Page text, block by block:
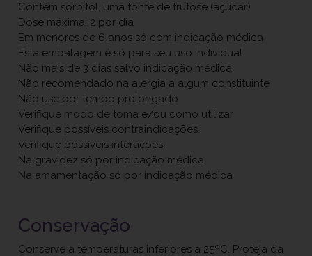
Contém sorbitol, uma fonte de frutose (açúcar)
Dose máxima: 2 por dia
Em menores de 6 anos só com indicação médica
Esta embalagem é só para seu uso individual
Não mais de 3 dias salvo indicação médica
Não recomendado na alergia a algum constituinte
Não use por tempo prolongado
Verifique modo de toma e/ou como utilizar
Verifique possíveis contraindicações
Verifique possíveis interações
Na gravidez só por indicação médica
Na amamentação só por indicação médica
Conservação
Conserve a temperaturas inferiores a 25ºC. Proteja da